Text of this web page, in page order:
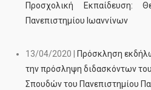
Προσχολική Εκπαίδευση:
Πανεπιστημίου Ιωαννίνων
13/04/2020 | Πρόσκληση
την πρόσληψη διδασκόντων
Σπουδών του Πανεπιστημίου